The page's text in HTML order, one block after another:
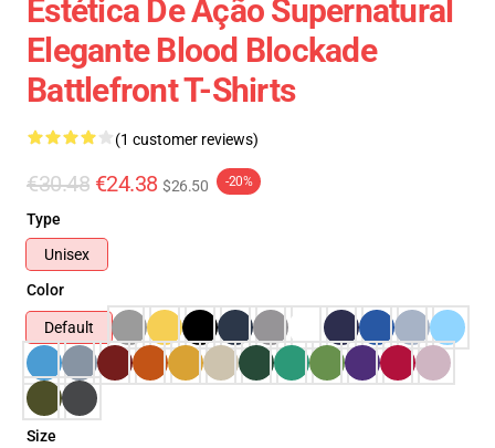
Estética De Ação Supernatural
Elegante Blood Blockade
Battlefront T-Shirts
(1 customer reviews)
€30.48 €24.38 $26.50 -20%
Type
Unisex
Color
Default
Size